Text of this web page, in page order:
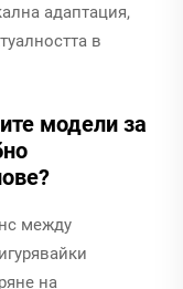
адаптация,
в
модели за
между
на